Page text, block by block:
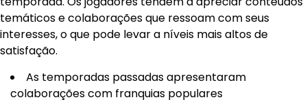
temáticos e colaborações que ressoam com seus
interesses, o que pode levar a níveis mais altos de
satisfação.
As temporadas passadas apresentaram
colaborações com franquias populares